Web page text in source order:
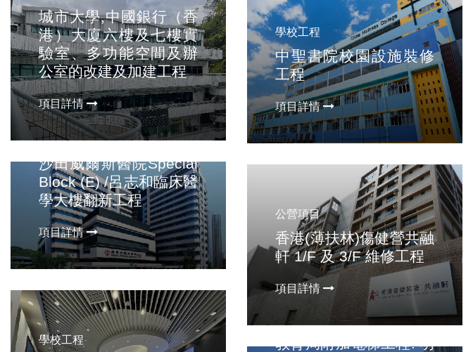
城市大學,中國銀行（香
港）大廈六樓及七樓實
驗室、多功能空間及辦
公室的改建及加建工程
項目詳情
學校工程
中聖書院校園設施裝修
工程
項目詳情
公營項目
沙田威爾斯醫院Special
Block (E) /呂志和臨床醫
學大樓翻新工程
項目詳情
公營項目
香港(薄扶林)傷健營共融
軒 1/F 及 3/F 維修工程
項目詳情
學校工程
學校工程
教育局附加電梯工程: 明